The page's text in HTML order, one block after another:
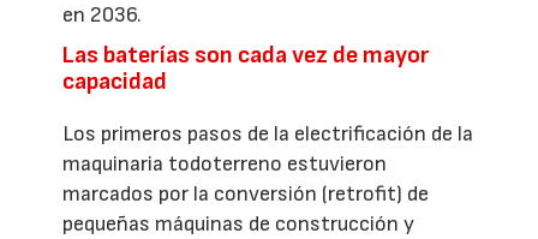
en 2036.
Las baterías son cada vez de mayor
capacidad
Los primeros pasos de la electrificación de la
maquinaria todoterreno estuvieron
marcados por la conversión (retrofit) de
pequeñas máquinas de construcción y